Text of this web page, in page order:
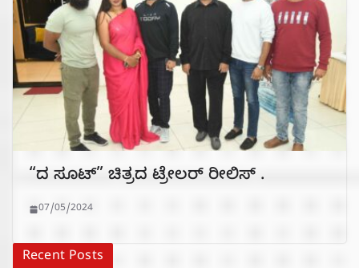
“ದ ಸೂಟ್” ಚಿತ್ರದ ಟ್ರೇಲರ್ ರೀಲಿಸ್ .
07/05/2024
Recent Posts